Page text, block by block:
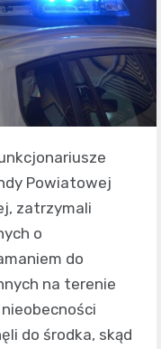
Powiatowej
zatrzymali
o
do
na terenie
do środka, skąd